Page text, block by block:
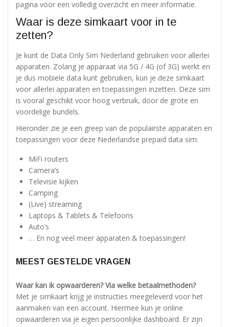
pagina voor een volledig overzicht en meer informatie.
Waar is deze simkaart voor in te
zetten?
Je kunt de Data Only Sim Nederland gebruiken voor allerlei
apparaten. Zolang je apparaat via 5G / 4G (of 3G) werkt en
je dus mobiele data kunt gebruiken, kun je deze simkaart
voor allerlei apparaten en toepassingen inzetten. Deze sim
is vooral geschikt voor hoog verbruik, door de grote en
voordelige bundels.
Hieronder zie je een greep van de populairste apparaten en
toepassingen voor deze Nederlandse prepaid data sim:
MiFi routers
Camera’s
Televisie kijken
Camping
(Live) streaming
Laptops & Tablets & Telefoons
Auto’s
… En nog veel meer apparaten & toepassingen!
MEEST GESTELDE VRAGEN
Waar kan ik opwaarderen? Via welke betaalmethoden?
Met je simkaart krijg je instructies meegeleverd voor het
aanmaken van een account. Hiermee kun je online
opwaarderen via je eigen persoonlijke dashboard. Er zijn